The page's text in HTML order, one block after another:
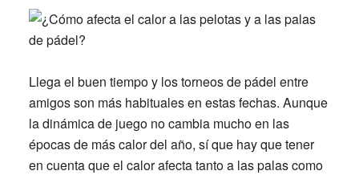
Llega el buen tiempo y los torneos de pádel entre
amigos son más habituales en estas fechas. Aunque
la dinámica de juego no cambia mucho en las
épocas de más calor del año, sí que hay que tener
en cuenta que el calor afecta tanto a las palas como